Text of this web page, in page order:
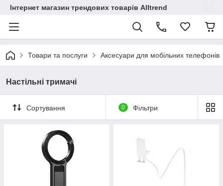
Інтернет магазин трендових товарів Alltrend
Товари та послуги Аксесуари для мобільних телефонів
Настільні тримачі
Сортування 0 Фільтри